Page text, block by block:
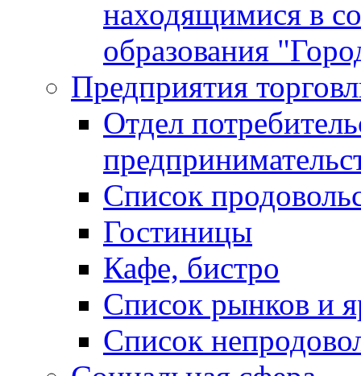
находящимися в
образования
Предприятия
Отдел
Список
Гостиницы
Кафе, бистро
Cписок рынков и
Список